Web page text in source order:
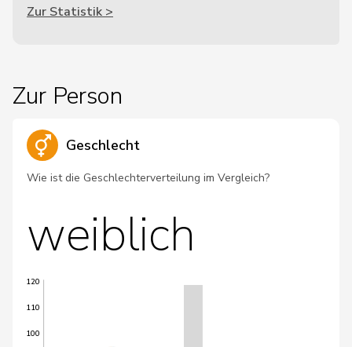
Zur Statistik >
Zur Person
Geschlecht
Wie ist die Geschlechterverteilung im Vergleich?
weiblich
100
110
120